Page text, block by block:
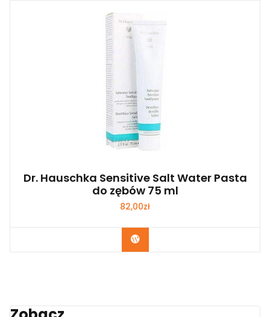
Dr. Hauschka Sensitive Salt Water Pasta
do zębów 75 ml
82,00zł
Zobacz